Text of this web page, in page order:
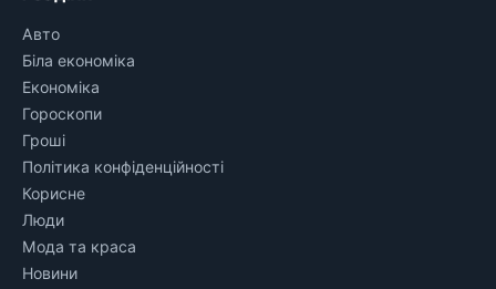
Авто
Біла економіка
Економіка
Гороскопи
Гроші
Політика конфіденційності
Корисне
Люди
Мода та краса
Новини